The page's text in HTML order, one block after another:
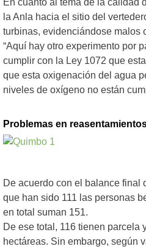
En cuanto al tema de la calidad
la Anla hacia el sitio del
turbinas, evidenciándose malos
“Aquí hay otro experimento por
cumplir con la Ley 1072 que
que esta oxigenación del agua
niveles de oxígeno no están
Problemas en
De acuerdo con el balance final
que han sido 111 las personas
en total suman 151.
De ese total, 116 tienen parcela
hectáreas. Sin embargo, según